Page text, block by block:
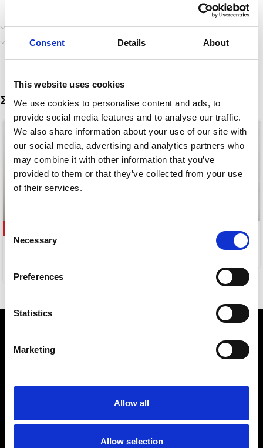
Consent Details About
This website uses cookies
We use cookies to personalise content and ads, to
provide social media features and to analyse our traffic.
We also share information about your use of our site with
our social media, advertising and analytics partners who
may combine it with other information that you’ve
provided to them or that they’ve collected from your use
of their services.
Selection
Necessary
Preferences
Statistics
Marketing
Allow all
Allow selection
Επιπλέον πληροφορίες
Αποστολή & Παράδοση
Σχετικά προϊόντα
ERIETTA EARRINGS
+30 2310 253 985